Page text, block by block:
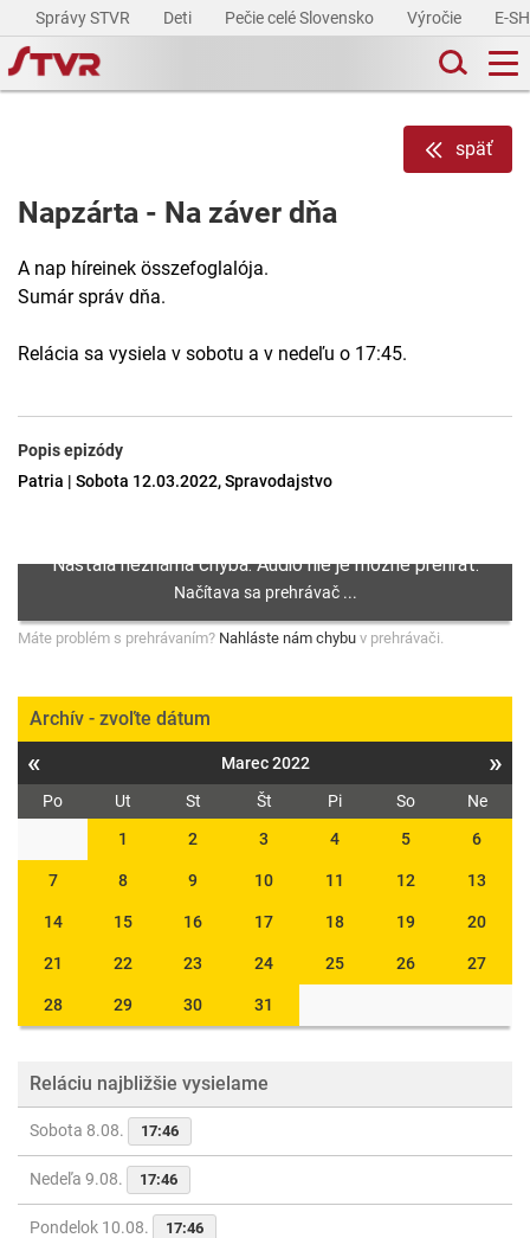
Správy STVR Deti Pečie celé Slovensko Výročie E-
späť
Napzárta - Na záver dňa
A nap híreinek összefoglalója.
Sumár správ dňa.
Relácia sa vysiela v sobotu a v nedeľu o 17:45.
Popis epizódy
Patria | Sobota 12.03.2022, Spravodajstvo
Máte problém s prehrávaním? Nahláste nám chybu v prehrávači.
Archív - zvoľte dátum
« Marec 2022 »
Po Ut St Št Pi So
Ne
1
2 3 4 5 6
7 8 9 10 11 12 13
14 15 16 17 18 19 20
21 22 23 24 25 26 27
28 29 30 31
Reláciu najbližšie vysielame
Sobota 8.08. 17:46
Nedeľa 9.08. 17:46
Pondelok 10.08. 17:46